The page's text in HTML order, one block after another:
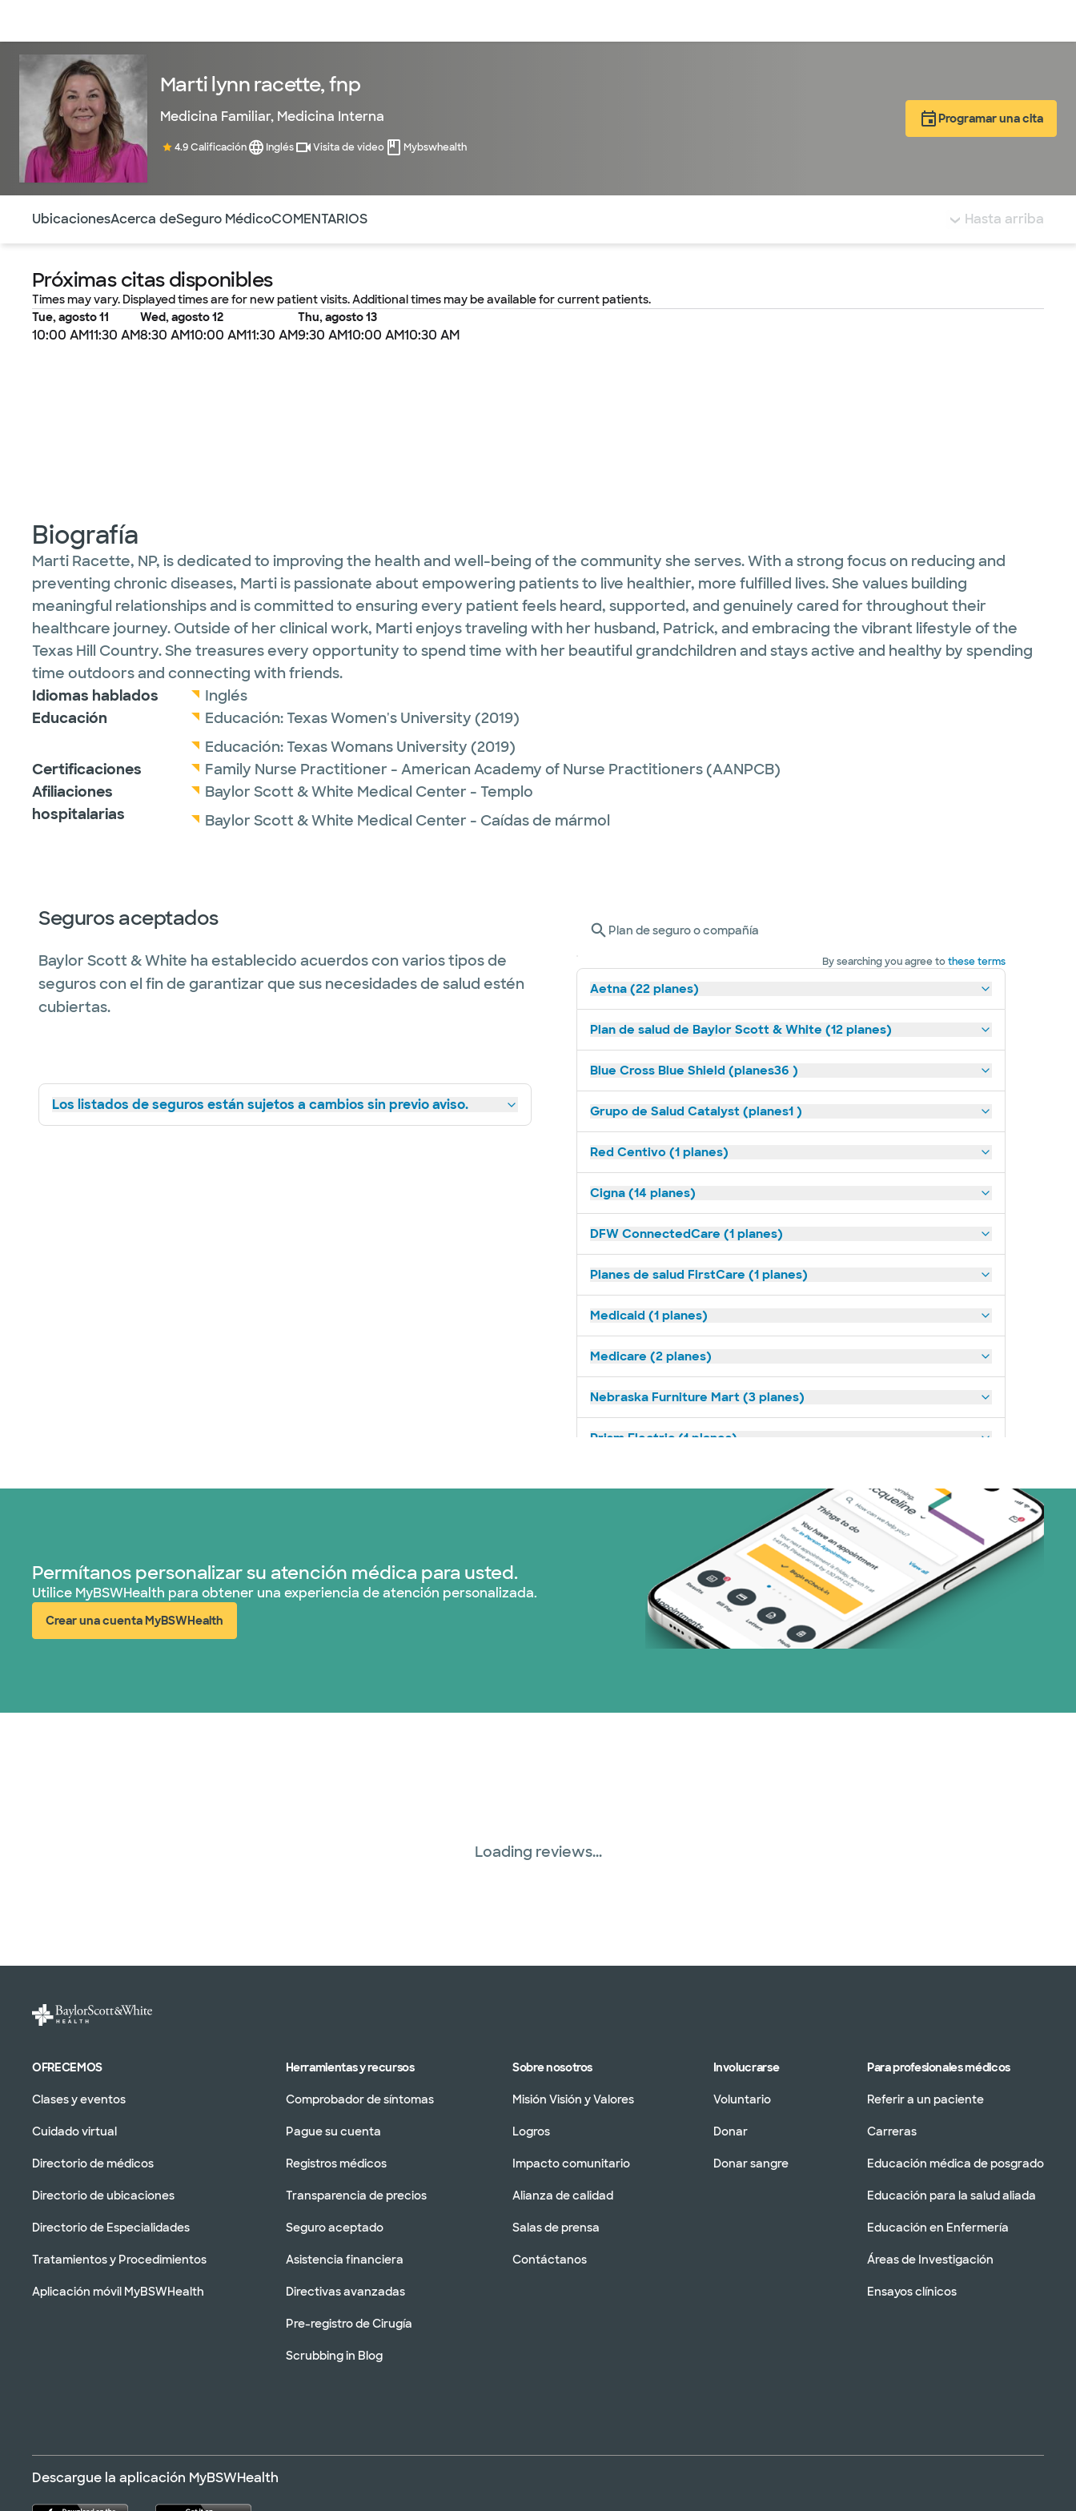
Marti lynn racette, fnp
Medicina Familiar, Medicina Interna
4.9 Calificación Inglés Visita de video Mybswhealth
Programar una cita
UbicacionesAcerca deSeguro MédicoCOMENTARIOS Hasta arriba
Próximas citas disponibles
Times may vary. Displayed times are for new patient visits. Additional times may be available for current patients.
Tue, agosto 11
10:00 AM11:30 AM
Wed, agosto 12
8:30 AM10:00 AM11:30 AM
Thu, agosto 13
9:30 AM10:00 AM10:30 AM
Biografía
Marti Racette, NP, is dedicated to improving the health and well-being of the community she serves. With a strong focus on reducing and
preventing chronic diseases, Marti is passionate about empowering patients to live healthier, more fulfilled lives. She values building
meaningful relationships and is committed to ensuring every patient feels heard, supported, and genuinely cared for throughout their
healthcare journey. Outside of her clinical work, Marti enjoys traveling with her husband, Patrick, and embracing the vibrant lifestyle of the
Texas Hill Country. She treasures every opportunity to spend time with her beautiful grandchildren and stays active and healthy by spending
time outdoors and connecting with friends.
Idiomas hablados
Inglés
Educación
Educación:Texas Women's University (2019)
Educación:Texas Womans University (2019)
Certificaciones
Family Nurse Practitioner - American Academy of Nurse Practitioners (AANPCB)
Afiliaciones
hospitalarias
Baylor Scott & White Medical Center - Templo
Baylor Scott & White Medical Center - Caídas de mármol
Seguros aceptados
Baylor Scott & White ha establecido acuerdos con varios tipos de
seguros con el fin de garantizar que sus necesidades de salud estén
cubiertas.
Los listados de seguros están sujetos a cambios sin previo aviso.
Plan de seguro o compañía
By searching you agree tothese terms
Aetna (22 planes)
Plan de salud de Baylor Scott & White (12 planes)
Blue Cross Blue Shield (planes36 )
Grupo de Salud Catalyst (planes1 )
Red Centivo (1 planes)
Cigna (14 planes)
DFW ConnectedCare (1 planes)
Planes de salud FirstCare (1 planes)
Medicaid (1 planes)
Medicare (2 planes)
Nebraska Furniture Mart (3 planes)
Prism Electric (1 planes)
TriWest HealthCare (1 planes)
United HealthCare (31 planes)
WellMed (15 planes)
Permítanos personalizar su atención médica para usted.
Utilice MyBSWHealth para obtener una experiencia de atención personalizada.
Crear una cuenta MyBSWHealth
(abre en ventana nueva)
Loading reviews...
OFRECEMOS
Clases y eventos
Cuidado virtual
Directorio de médicos
Directorio de ubicaciones
Directorio de Especialidades
Tratamientos y Procedimientos
Aplicación móvil MyBSWHealth
Herramientas y recursos
Comprobador de síntomas
Pague su cuenta
Registros médicos
Transparencia de precios
Seguro aceptado
Asistencia financiera
Directivas avanzadas
Pre-registro de Cirugía
Scrubbing in Blog
Sobre nosotros
Misión Visión y Valores
Logros
Impacto comunitario
Alianza de calidad
Salas de prensa
Contáctanos
Involucrarse
Voluntario
Donar
Donar sangre
Para profesionales médicos
Referir a un paciente
Carreras
Educación médica de posgrado
Educación para la salud aliada
Educación en Enfermería
Áreas de Investigación
Ensayos clínicos
Descargue la aplicación MyBSWHealth